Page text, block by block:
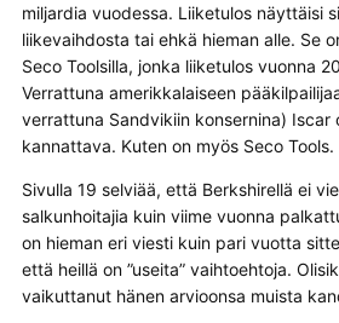
miljardia vuodessa. Liiketulos näyttäisi
liikevaihdosta tai ehkä hieman alle. Se
Seco Toolsilla, jonka liiketulos vuonna
Verrattuna amerikkalaiseen
verrattuna Sandvikiin konsernina) Iscar
kannattava. Kuten on myös Seco Tools.
Sivulla 19 selviää, että Berkshirellä ei
salkunhoitajia kuin viime vuonna
on hieman eri viesti kuin pari vuotta
että heillä on ”useita” vaihtoehtoja.
vaikuttanut hänen arvioonsa muista